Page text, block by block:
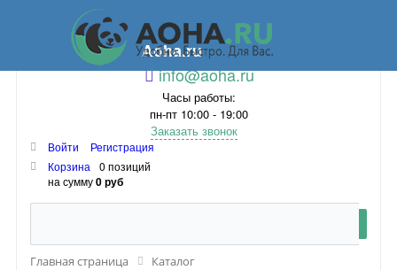
Aoha.ru
info@aoha.ru
Часы работы:
пн-пт 10:00 - 19:00
Заказать звонок
Войти
Регистрация
Корзина
0 позиций
на сумму0 руб
Главная страница
Каталог